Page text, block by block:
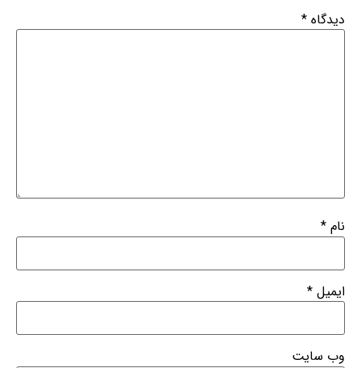
دیدگاه *
نام *
ایمیل *
وب‌ سایت